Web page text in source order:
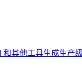
其他工具生成生产级